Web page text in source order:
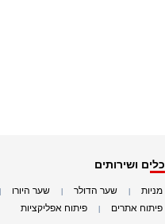
כלים ושירותים
מניות שער הדולר שער היורו
פיתוח אתרים פיתוח אפליקציות